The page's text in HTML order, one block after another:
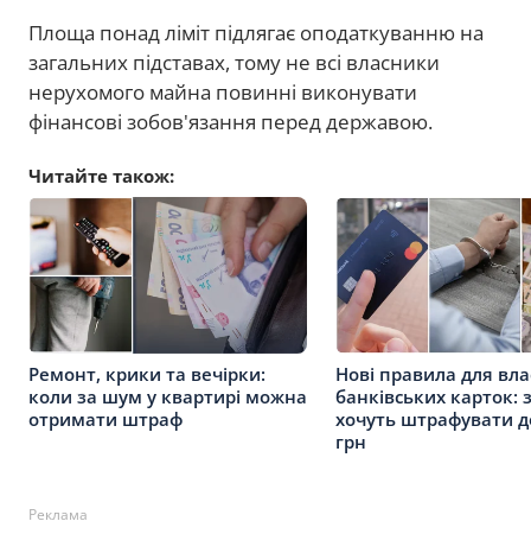
Площа понад ліміт підлягає оподаткуванню на
загальних підставах, тому не всі власники
нерухомого майна повинні виконувати
фінансові зобов'язання перед державою.
Читайте також:
Ремонт, крики та вечірки:
коли за шум у квартирі можна
отримати штраф
Нові правила для
банківських карток:
хочуть штрафувати
грн
Реклама